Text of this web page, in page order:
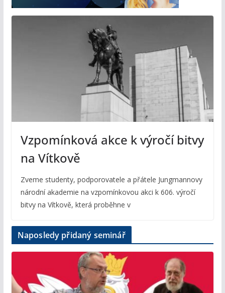
Vzpomínková akce k výročí bitvy
na Vítkově
Zveme studenty, podporovatele a přátele Jungmannovy
národní akademie na vzpomínkovou akci k 606. výročí
bitvy na Vítkově, která proběhne v
Naposledy přidaný seminář